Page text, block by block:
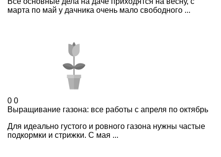
марта по май у дачника очень мало свободного ...
0 0
Выращивание газона: все работы с апреля по октябрь
Для идеально густого и ровного газона нужны частые
подкормки и стрижки. С мая ...